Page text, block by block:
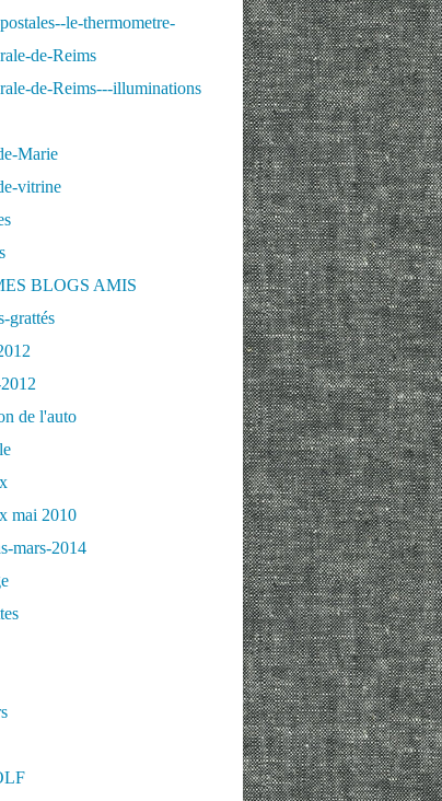
le-thermometre-
de-Reims
de-Reims---illuminations
Marie
vitrine
BLOGS AMIS
grattés
de l'auto
mai 2010
mars-2014